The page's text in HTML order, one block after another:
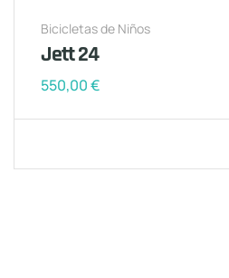
Bicicletas de Niños
Jett 24
550,00€